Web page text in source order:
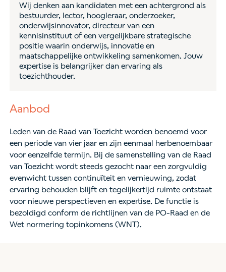
Wij denken aan kandidaten met een achtergrond als
bestuurder, lector, hoogleraar, onderzoeker,
onderwijsinnovator, directeur van een
kennisinstituut of een vergelijkbare strategische
positie waarin onderwijs, innovatie en
maatschappelijke ontwikkeling samenkomen. Jouw
expertise is belangrijker dan ervaring als
toezichthouder.
Aanbod
Leden van de Raad van Toezicht worden benoemd voor
een periode van vier jaar en zijn eenmaal herbenoembaar
voor eenzelfde termijn. Bij de samenstelling van de Raad
van Toezicht wordt steeds gezocht naar een zorgvuldig
evenwicht tussen continuïteit en vernieuwing, zodat
ervaring behouden blijft en tegelijkertijd ruimte ontstaat
voor nieuwe perspectieven en expertise. De functie is
bezoldigd conform de richtlijnen van de PO-Raad en de
Wet normering topinkomens (WNT).